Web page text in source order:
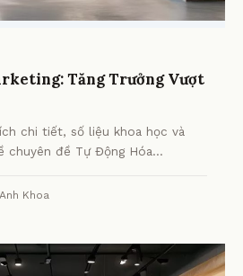
Tăng Trưởng Vượt
chi tiết, số liệu khoa học và
chuyên đề Tự Động Hóa
Khoa